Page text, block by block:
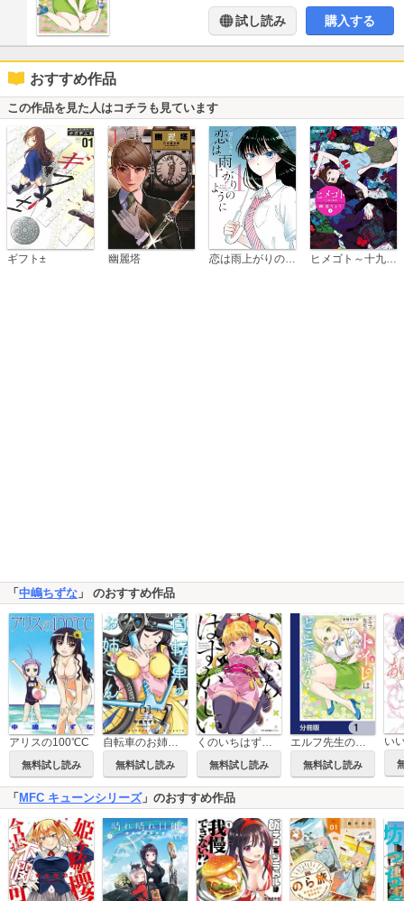
試し読み 購入する
おすすめ作品
この作品を見た人はコチラも見ています
ギフト± 幽麗塔 恋は雨上がりのように ヒメゴト～十九歳の制服～
「 中嶋ちずな 」 のおすすめ作品
アリスの100℃C
無料試し読み 無料試し読み
くのいちはずかしい
無料試し読み
エルフ先生のトイレはどこですか？【分冊版】
無料試し読み
「 MFC キューンシリーズ」のおすすめ作品